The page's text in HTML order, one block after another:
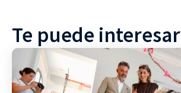
Te puede interesar